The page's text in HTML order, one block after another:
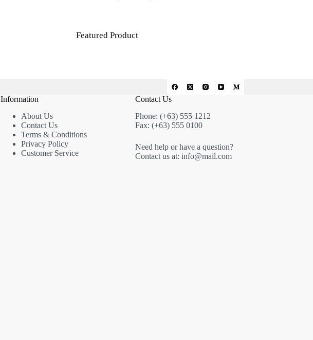
Featured Product
Information
About Us
Contact Us
Terms & Conditions
Privacy Policy
Customer Service
Contact Us
Phone: (+63) 555 1212
Fax: (+63) 555 0100
Need help or have a question?
Contact us at: info@mail.com